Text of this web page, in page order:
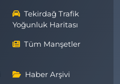
Tekirdağ Trafik
Yoğunluk Haritası
Tüm Manşetler
Haber Arşivi